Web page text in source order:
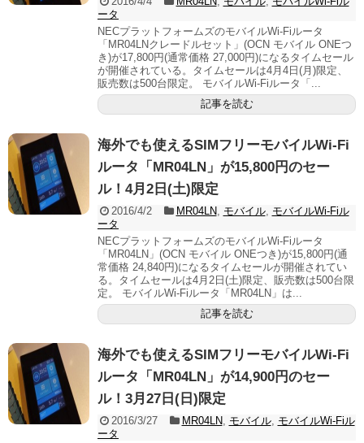
ータ
NECプラットフォームズのモバイルWi-Fiルータ
「MR04LNクレードルセット」(OCN モバイル ONEつ
き)が17,800円(通常価格 27,000円)になるタイムセール
が開催されている。タイムセールは4月4日(月)限定、
販売数は500台限定。 モバイルWi-Fiルータ「...
記事を読む
海外でも使えるSIMフリーモバイルWi-Fi
ルータ「MR04LN」が15,800円のセー
ル！4月2日(土)限定
2016/4/2 MR04LN モバイル, モバイルWi-Fiル
ータ
NECプラットフォームズのモバイルWi-Fiルータ
「MR04LN」(OCN モバイル ONEつき)が15,800円(通
常価格 24,840円)になるタイムセールが開催されてい
る。タイムセールは4月2日(土)限定、販売数は500台限
定。 モバイルWi-Fiルータ「MR04LN」は...
記事を読む
海外でも使えるSIMフリーモバイルWi-Fi
ルータ「MR04LN」が14,900円のセー
ル！3月27日(日)限定
2016/3/27 MR04LN モバイル, モバイルWi-Fiル
ータ